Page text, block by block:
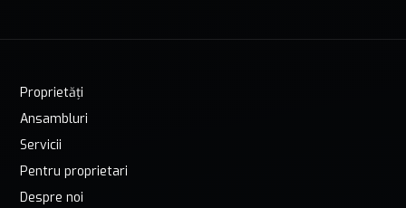
Proprietăți
Ansambluri
Servicii
Pentru proprietari
Despre noi